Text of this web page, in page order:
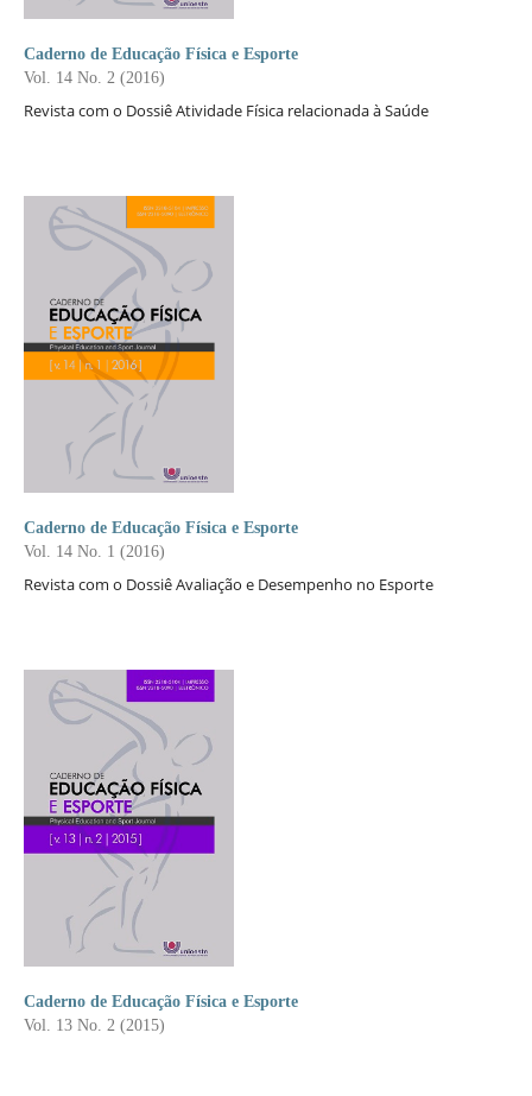
Caderno de Educação Física e Esporte
Vol. 14 No. 2 (2016)
Revista com o Dossiê Atividade Física relacionada à Saúde
Caderno de Educação Física e Esporte
Vol. 14 No. 1 (2016)
Revista com o Dossiê Avaliação e Desempenho no Esporte
Caderno de Educação Física e Esporte
Vol. 13 No. 2 (2015)